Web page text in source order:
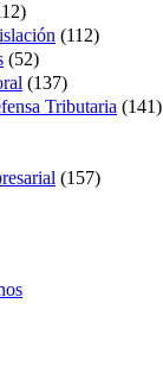
(112)
(52)
(137)
Tributaria (141)
(157)